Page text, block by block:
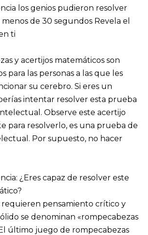
los genios pudieron resolver
de 30 segundos Revela el
ti
y acertijos matemáticos son
para las personas a las que les
su cerebro. Si eres un
intentar resolver esta prueba
Observe este acertijo
para resolverlo, es una prueba de
Por supuesto, no hacer
¿Eres capaz de resolver este
requieren pensamiento crítico y
se denominan «rompecabezas
último juego de rompecabezas